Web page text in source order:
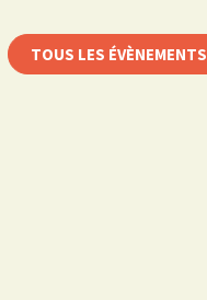
TOUS LES ÉVÈNEMENTS